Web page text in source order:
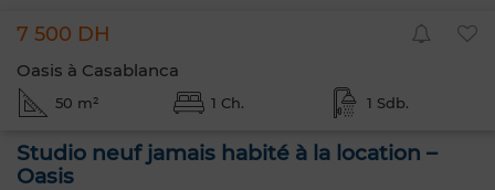
7 500 DH
Oasis à Casablanca
50 m² 1 Ch. 1 Sdb.
Studio neuf jamais habité à la location –
Oasis